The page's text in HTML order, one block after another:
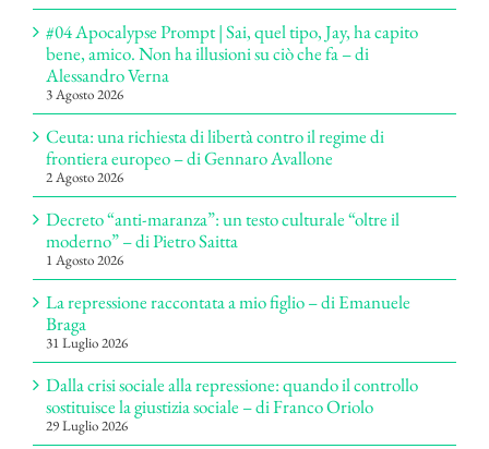
#04 Apocalypse Prompt | Sai, quel tipo, Jay, ha capito
bene, amico. Non ha illusioni su ciò che fa – di
Alessandro Verna
3 Agosto 2026
Ceuta: una richiesta di libertà contro il regime di
frontiera europeo – di Gennaro Avallone
2 Agosto 2026
Decreto “anti-maranza”: un testo culturale “oltre il
moderno” – di Pietro Saitta
1 Agosto 2026
La repressione raccontata a mio figlio – di Emanuele
Braga
31 Luglio 2026
Dalla crisi sociale alla repressione: quando il controllo
sostituisce la giustizia sociale – di Franco Oriolo
29 Luglio 2026